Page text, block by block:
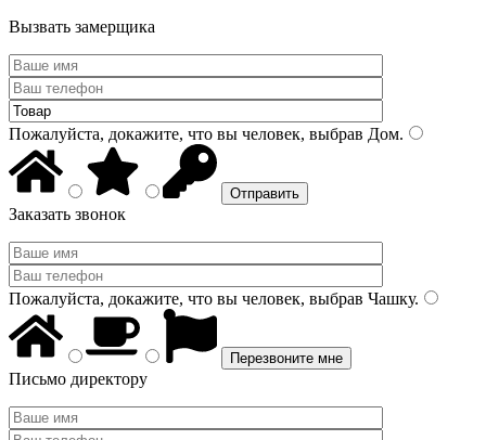
Вызвать замерщика
Пожалуйста, докажите, что вы человек, выбрав Дом.
Заказать звонок
Пожалуйста, докажите, что вы человек, выбрав Чашку.
Письмо директору